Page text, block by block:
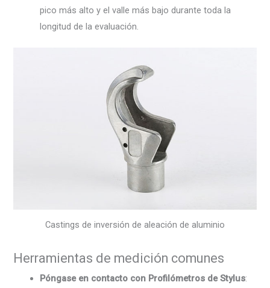
pico más alto y el valle más bajo durante toda la
longitud de la evaluación.
Castings de inversión de aleación de aluminio
Herramientas de medición comunes
Póngase en contacto con Profilómetros de Stylus: